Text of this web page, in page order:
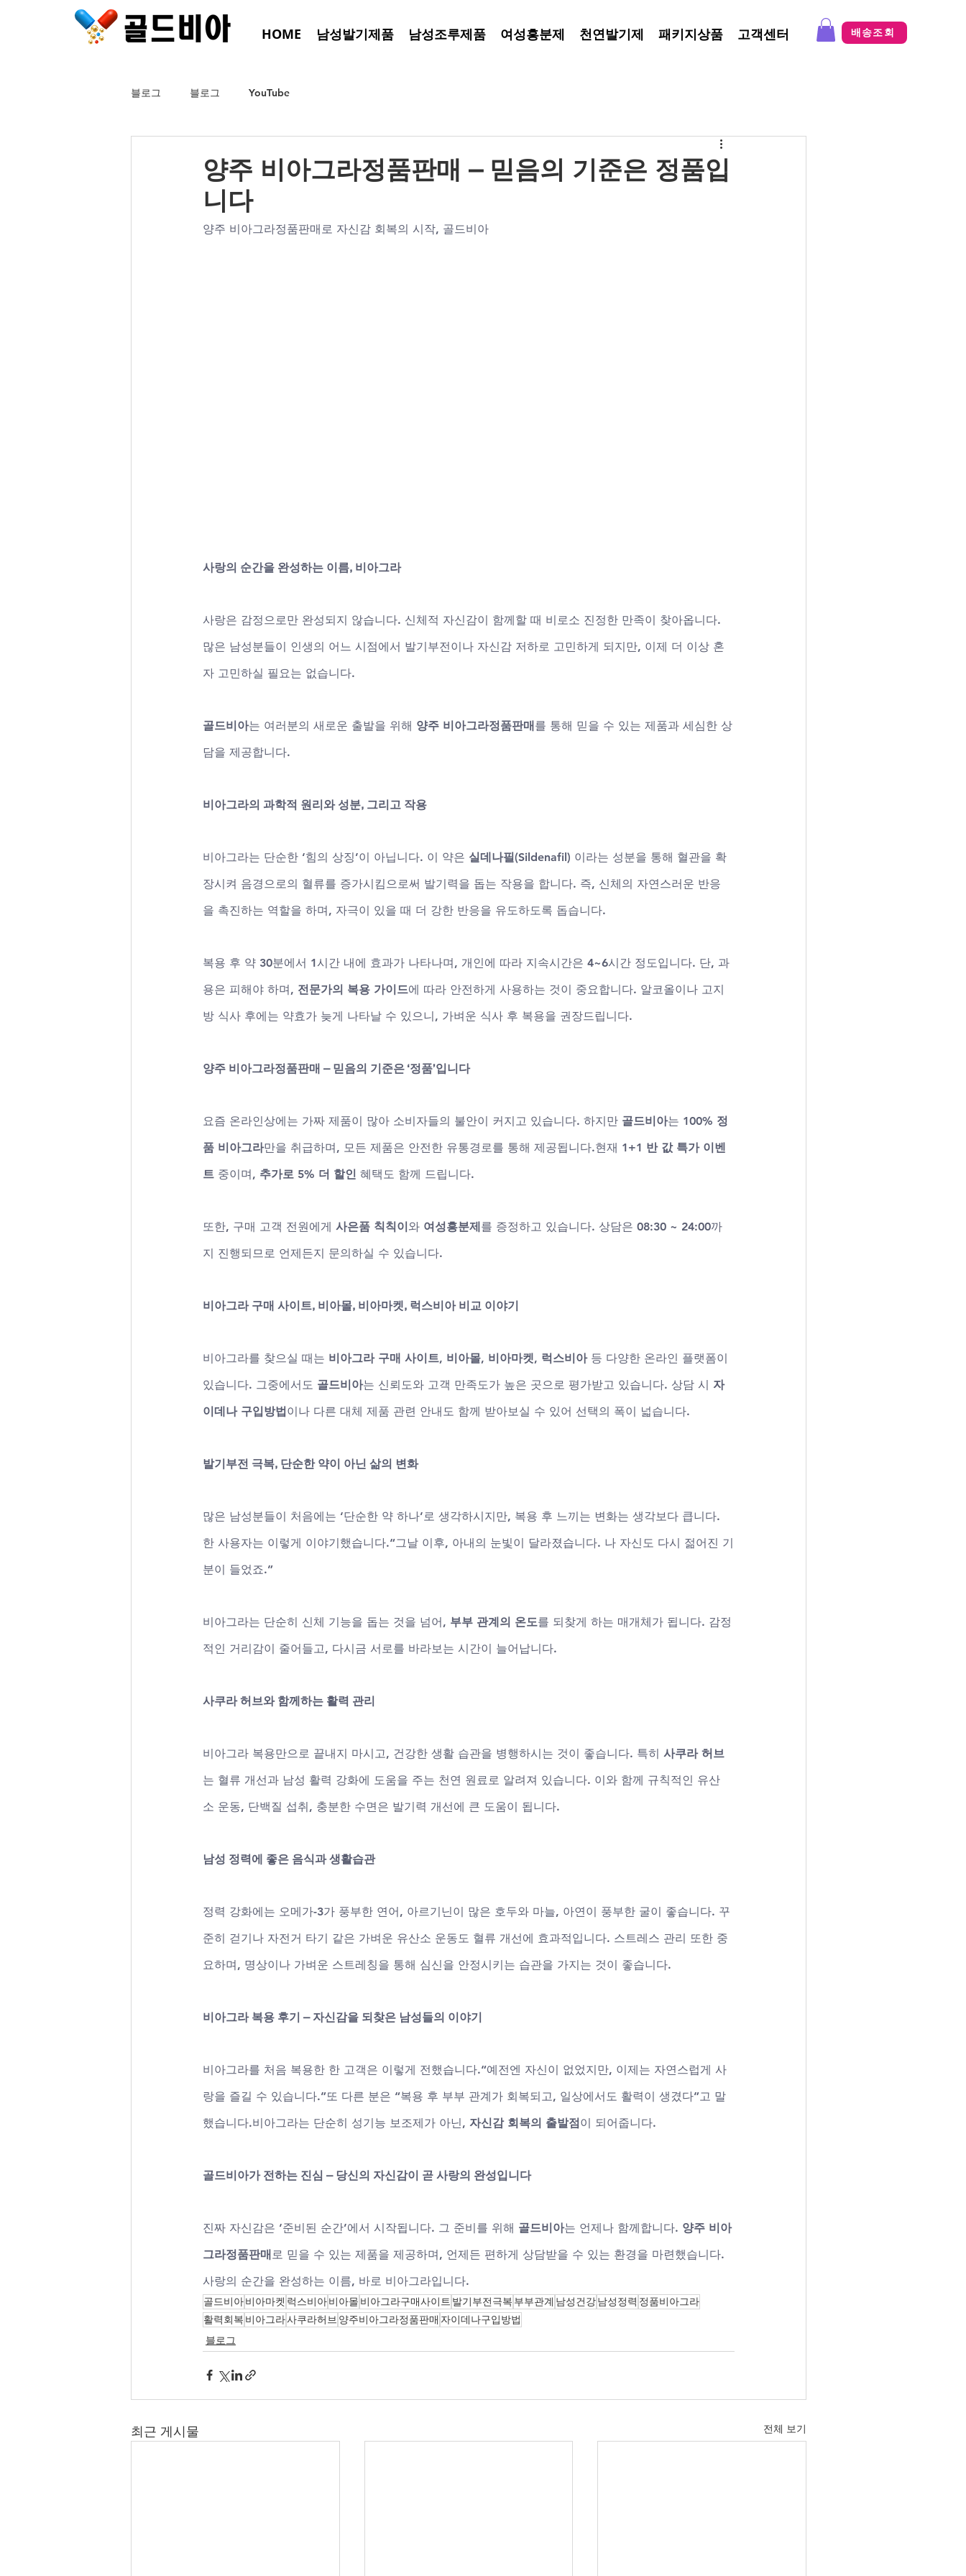
HOME 남성발기제품 남성조루제품 여성흥분제 천연발기제 패키지상품 고객센터 배송조회
블로그 블로그 YouTube
양주 비아그라정품판매 – 믿음의 기준은 정품입
니다
양주 비아그라정품판매로 자신감 회복의 시작, 골드비아
사랑의 순간을 완성하는 이름, 비아그라
사랑은 감정으로만 완성되지 않습니다. 신체적 자신감이 함께할 때 비로소 진정한 만족이 찾아옵니다.
많은 남성분들이 인생의 어느 시점에서 발기부전이나 자신감 저하로 고민하게 되지만, 이제 더 이상 혼
자 고민하실 필요는 없습니다.
골드비아는 여러분의 새로운 출발을 위해 양주 비아그라정품판매를 통해 믿을 수 있는 제품과 세심한 상
담을 제공합니다.
비아그라의 과학적 원리와 성분, 그리고 작용
비아그라는 단순한 ‘힘의 상징’이 아닙니다. 이 약은 실데나필(Sildenafil) 이라는 성분을 통해 혈관을 확
장시켜 음경으로의 혈류를 증가시킴으로써 발기력을 돕는 작용을 합니다. 즉, 신체의 자연스러운 반응
을 촉진하는 역할을 하며, 자극이 있을 때 더 강한 반응을 유도하도록 돕습니다.
복용 후 약 30분에서 1시간 내에 효과가 나타나며, 개인에 따라 지속시간은 4~6시간 정도입니다. 단, 과
용은 피해야 하며, 전문가의 복용 가이드에 따라 안전하게 사용하는 것이 중요합니다. 알코올이나 고지
방 식사 후에는 약효가 늦게 나타날 수 있으니, 가벼운 식사 후 복용을 권장드립니다.
양주 비아그라정품판매 – 믿음의 기준은 ‘정품’입니다
요즘 온라인상에는 가짜 제품이 많아 소비자들의 불안이 커지고 있습니다. 하지만 골드비아는 100% 정
품 비아그라만을 취급하며, 모든 제품은 안전한 유통경로를 통해 제공됩니다.현재 1+1 반 값 특가 이벤
트 중이며, 추가로 5% 더 할인 혜택도 함께 드립니다.
또한, 구매 고객 전원에게 사은품 칙칙이와 여성흥분제를 증정하고 있습니다. 상담은 08:30 ~ 24:00까
지 진행되므로 언제든지 문의하실 수 있습니다.
비아그라 구매 사이트, 비아몰, 비아마켓, 럭스비아 비교 이야기
비아그라를 찾으실 때는 비아그라 구매 사이트, 비아몰, 비아마켓, 럭스비아 등 다양한 온라인 플랫폼이
있습니다. 그중에서도 골드비아는 신뢰도와 고객 만족도가 높은 곳으로 평가받고 있습니다. 상담 시 자
이데나 구입방법이나 다른 대체 제품 관련 안내도 함께 받아보실 수 있어 선택의 폭이 넓습니다.
발기부전 극복, 단순한 약이 아닌 삶의 변화
많은 남성분들이 처음에는 ‘단순한 약 하나’로 생각하시지만, 복용 후 느끼는 변화는 생각보다 큽니다.
한 사용자는 이렇게 이야기했습니다.“그날 이후, 아내의 눈빛이 달라졌습니다. 나 자신도 다시 젊어진 기
분이 들었죠.”
비아그라는 단순히 신체 기능을 돕는 것을 넘어, 부부 관계의 온도를 되찾게 하는 매개체가 됩니다. 감정
적인 거리감이 줄어들고, 다시금 서로를 바라보는 시간이 늘어납니다.
사쿠라 허브와 함께하는 활력 관리
비아그라 복용만으로 끝내지 마시고, 건강한 생활 습관을 병행하시는 것이 좋습니다. 특히 사쿠라 허브
는 혈류 개선과 남성 활력 강화에 도움을 주는 천연 원료로 알려져 있습니다. 이와 함께 규칙적인 유산
소 운동, 단백질 섭취, 충분한 수면은 발기력 개선에 큰 도움이 됩니다.
남성 정력에 좋은 음식과 생활습관
정력 강화에는 오메가-3가 풍부한 연어, 아르기닌이 많은 호두와 마늘, 아연이 풍부한 굴이 좋습니다. 꾸
준히 걷기나 자전거 타기 같은 가벼운 유산소 운동도 혈류 개선에 효과적입니다. 스트레스 관리 또한 중
요하며, 명상이나 가벼운 스트레칭을 통해 심신을 안정시키는 습관을 가지는 것이 좋습니다.
비아그라 복용 후기 – 자신감을 되찾은 남성들의 이야기
비아그라를 처음 복용한 한 고객은 이렇게 전했습니다.“예전엔 자신이 없었지만, 이제는 자연스럽게 사
랑을 즐길 수 있습니다.”또 다른 분은 “복용 후 부부 관계가 회복되고, 일상에서도 활력이 생겼다”고 말
했습니다.비아그라는 단순히 성기능 보조제가 아닌, 자신감 회복의 출발점이 되어줍니다.
골드비아가 전하는 진심 – 당신의 자신감이 곧 사랑의 완성입니다
진짜 자신감은 ‘준비된 순간’에서 시작됩니다. 그 준비를 위해 골드비아는 언제나 함께합니다. 양주 비아
그라정품판매로 믿을 수 있는 제품을 제공하며, 언제든 편하게 상담받을 수 있는 환경을 마련했습니다.
사랑의 순간을 완성하는 이름, 바로 비아그라입니다.
골드비아비아마켓 럭스비아비아몰 비아그라구매사이트 발기부전극복 부부관계 남성건강남성정력 정품비아그라
활력회복 비아그라사쿠라허브 양주비아그라정품판매 자이데나구입방법
블로그
최근 게시물 전체 보기